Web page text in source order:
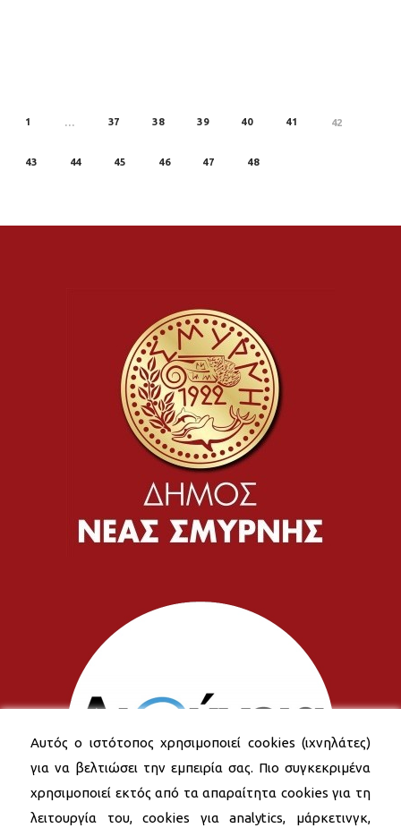
1 … 37 38 39 40 41 42
43 44 45 46 47 48
Αυτός ο ιστότοπος χρησιμοποιεί cookies (ιχνηλάτες)
για να βελτιώσει την εμπειρία σας. Πιο συγκεκριμένα
χρησιμοποιεί εκτός από τα απαραίτητα cookies για τη
λειτουργία του, cookies για analytics, μάρκετινγκ,